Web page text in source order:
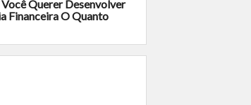
Querer Desenvolver
Financeira O Quanto